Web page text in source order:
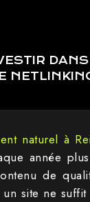
naturel à
année
de
site ne